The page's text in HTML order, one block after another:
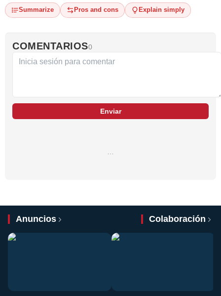
Summarize Pros and cons Explain simply
COMENTARIOS0
Enviar
Anuncios Colaboración